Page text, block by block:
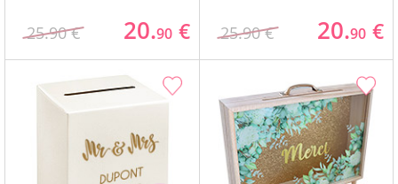
25.90 € 20.90 € 25.90 € 20.90 €